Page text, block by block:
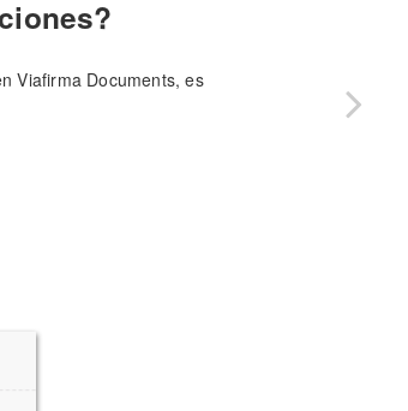
Viafirma Documents, es